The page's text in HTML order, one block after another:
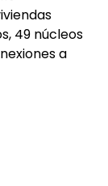
49 núcleos
a